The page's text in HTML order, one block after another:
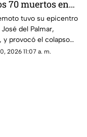
70 muertos en
continúan
entre
tuvo su epicentro
del Palmar,
y provocó el colapso
25 estructuras.
2026 11:07 a. m.